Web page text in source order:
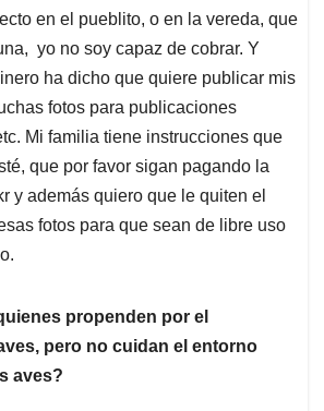
en el pueblito, o en la vereda, que
yo no soy capaz de cobrar. Y
ha dicho que quiere publicar mis
fotos para publicaciones
Mi familia tiene instrucciones que
que por favor sigan pagando la
y además quiero que le quiten el
fotos para que sean de libre uso
propenden por el
pero no cuidan el entorno
aves?